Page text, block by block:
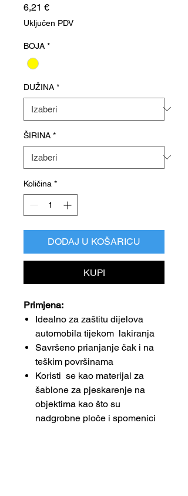
6,21 €Cijena
Uključen PDV
BOJA *
DUŽINA *
ŠIRINA *
Količina *
DODAJ U KOŠARICU
KUPI
Primjena:
Idealno za zaštitu dijelova
automobila tijekom lakiranja
Savršeno prianjanje čak i na
teškim površinama
Koristi se kao materijal za
šablone za pjeskarenje na
objektima kao što su
nadgrobne ploče i spomenici